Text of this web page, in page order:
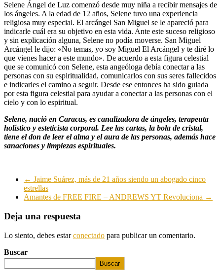
Selene Ángel de Luz comenzó desde muy niña a recibir mensajes de
los ángeles. A la edad de 12 años, Selene tuvo una experiencia
religiosa muy especial. El arcángel San Miguel se le apareció para
indicarle cuál era su objetivo en esta vida. Ante este suceso religioso
y sin explicación alguna, Selene no podía moverse. San Miguel
Arcángel le dijo: «No temas, yo soy Miguel El Arcángel y te diré lo
que vienes hacer a este mundo». De acuerdo a esta figura celestial
que se comunicó con Selene, esta angeóloga debía conectar a las
personas con su espiritualidad, comunicarlos con sus seres fallecidos
e indicarles el camino a seguir. Desde ese entonces ha sido guiada
por esta figura celestial para ayudar a conectar a las personas con el
cielo y con lo espiritual.
Selene, nació en Caracas, es canalizadora de ángeles, terapeuta
holístico y esteticista corporal. Lee las cartas, la bola de cristal,
tiene el don de leer el alma y el aura de las personas, además hace
sanaciones y limpiezas espirituales.
← Jaime Suárez, más de 21 años siendo un abogado cinco
estrellas
Amantes de FREE FIRE – ANDREWS YT Revoluciona →
Deja una respuesta
Lo siento, debes estarconectado para publicar un comentario.
Buscar
Buscar